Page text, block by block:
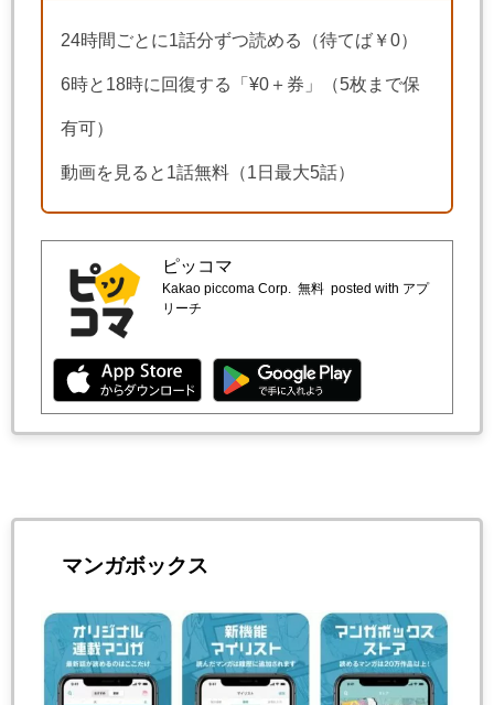
24時間ごとに1話分ずつ読める（待てば￥0）
6時と18時に回復する「¥0＋券」（5枚まで保
有可）
動画を見ると1話無料（1日最大5話）
ピッコマ
Kakao piccoma Corp. 無料 posted with アプ
リーチ
マンガボックス